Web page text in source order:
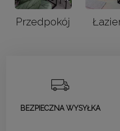
Przedpokój
BEZPIECZNA WYSYŁKA